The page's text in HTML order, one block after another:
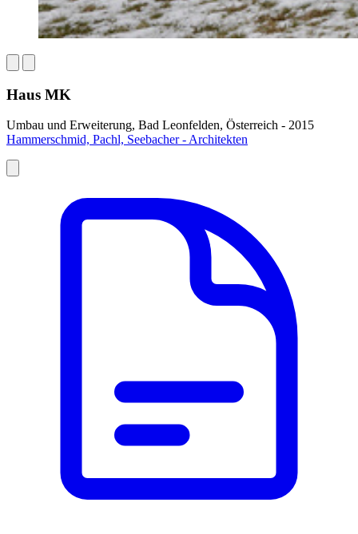
Haus MK
Umbau und Erweiterung, Bad Leonfelden, Österreich - 2015
Hammerschmid, Pachl, Seebacher - Architekten